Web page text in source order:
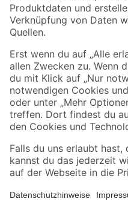
Sicher einkaufen
Jetzt die toom-App
Alle Preisangaben in EUR inkl. gesetzl.
Umständen nicht in allen Märkten
sich auf den unter "Mein Markt"
*Paketversand ab 59 € versandkostenfrei,
fallen zusätzliche Versandkosten an.